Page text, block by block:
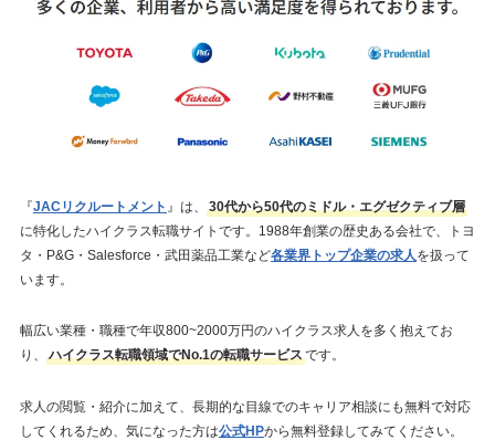
『JACリクルートメント 』は、
30代から50代のミドル・エグゼクティブ層
に特化したハイクラス転職サイトです。1988年創業の歴史ある会社で、トヨ
タ・P&G・Salesforce・武田薬品工業など各業界トップ企業の求人 を扱って
います。
幅広い業種・職種で年収800~2000万円のハイクラス求人を多く抱えてお
り、
ハイクラス転職領域でNo.1の転職サービスです。
求人の閲覧・紹介に加えて、長期的な目線でのキャリア相談にも無料で対応
してくれるため、気になった方は公式HPから無料登録してみてください。